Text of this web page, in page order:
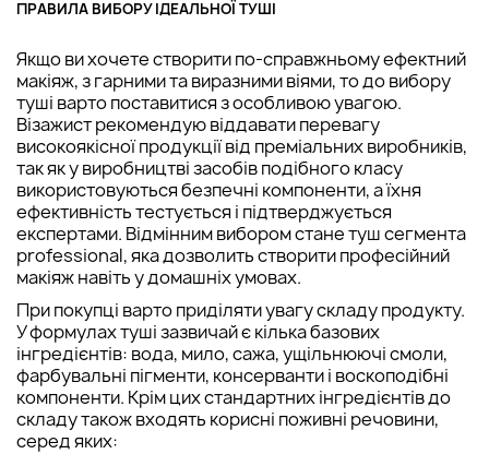
ПРАВИЛА ВИБОРУ ІДЕАЛЬНОЇ ТУШІ
Якщо ви хочете створити по-справжньому ефектний
макіяж, з гарними та виразними віями, то до вибору
туші варто поставитися з особливою увагою.
Візажист рекомендую віддавати перевагу
високоякісної продукції від преміальних виробників,
так як у виробництві засобів подібного класу
використовуються безпечні компоненти, а їхня
ефективність тестується і підтверджується
експертами. Відмінним вибором стане туш сегмента
professional, яка дозволить створити професійний
макіяж навіть у домашніх умовах.
При покупці варто приділяти увагу складу продукту.
У формулах туші зазвичай є кілька базових
інгредієнтів: вода, мило, сажа, ущільнюючі смоли,
фарбувальні пігменти, консерванти і воскоподібні
компоненти. Крім цих стандартних інгредієнтів до
складу також входять корисні поживні речовини,
серед яких: